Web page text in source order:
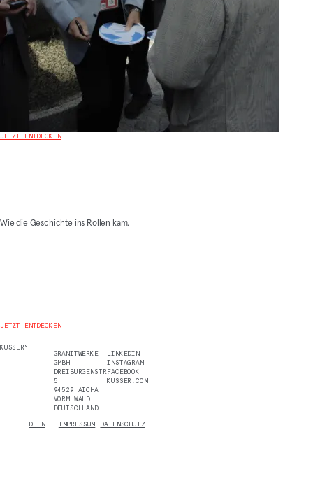
JETZT ENTDECKEN
Wie die Geschichte ins Rollen kam.
JETZT ENTDECKEN
KUSSER°
GRANITWERKE
GMBH
DREIBURGENSTR.
5
94529 AICHA
VORM WALD
DEUTSCHLAND
LINKEDIN
INSTAGRAM
FACEBOOK
KUSSER.COM
DEEN IMPRESSUM DATENSCHUTZ